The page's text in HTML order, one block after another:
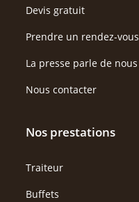
Devis gratuit
Prendre un rendez-vous
La presse parle de nous
Nous contacter
Nos prestations
Traiteur
Buffets